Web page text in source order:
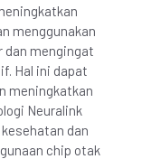
menggunakan
dan mengingat
Hal ini dapat
meningkatkan
Neuralink
dan
chip otak